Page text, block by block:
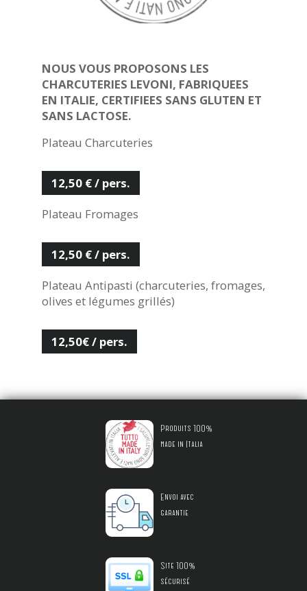
NOUS VOUS PROPOSONS LES
CHARCUTERIES LEVONI, FABRIQUEES
EN ITALIE, CERTIFIEES SANS GLUTEN ET
SANS LACTOSE.
Plateau Charcuteries
12,50 € / pers.
Plateau Fromages
12,50 € / pers.
Plateau Antipasti (charcuteries, fromages,
olives et légumes grillés)
12,50€ / pers.
Produits 100%
made in Italia
Envoi avec
garantie
Site 100%
sécurisé